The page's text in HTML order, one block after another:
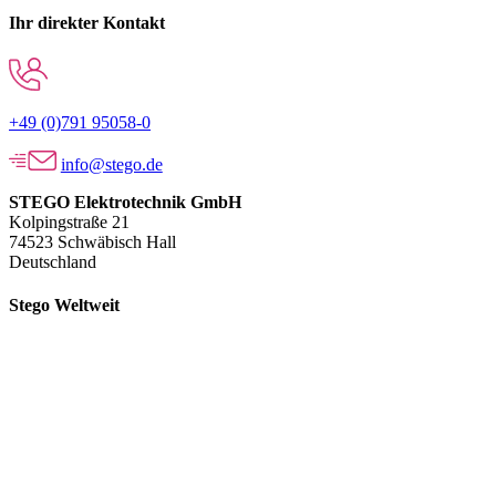
Ihr direkter Kontakt
+49 (0)791 95058-0
info@stego.de
STEGO Elektrotechnik GmbH
Kolpingstraße 21
74523 Schwäbisch Hall
Deutschland
Stego Weltweit